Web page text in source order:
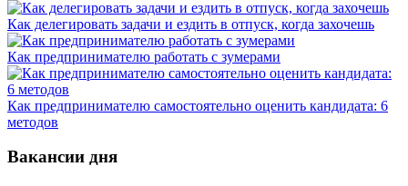
Как делегировать задачи и ездить в отпуск, когда захочешь
Как предпринимателю работать с зумерами
Как предпринимателю самостоятельно оценить кандидата: 6
методов
Вакансии дня